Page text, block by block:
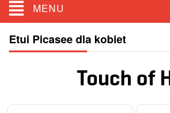
MENU
Etui Picasee dla kobiet
Touch of